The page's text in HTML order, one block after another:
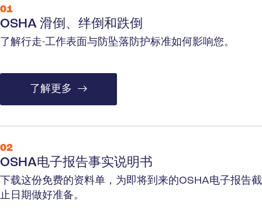
01
OSHA 滑倒、绊倒和跌倒
了解行走-工作表面与防坠落防护标准如何影响您。
了解更多
02
OSHA电子报告事实说明书
下载这份免费的资料单，为即将到来的OSHA电子报告截
止日期做好准备。